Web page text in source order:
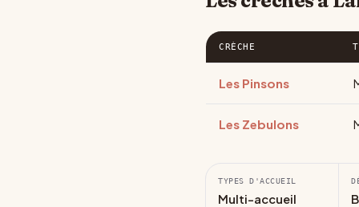
CRÈCHE
Les Pinsons
Les Zebulons
TYPES D'ACCUEIL
Multi-accueil